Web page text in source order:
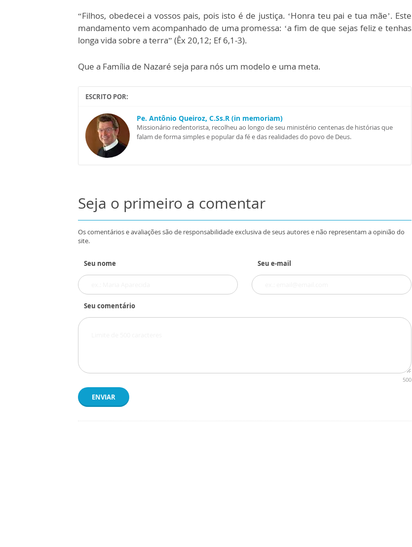
“Filhos, obedecei a vossos pais, pois isto é de justiça. ‘Honra teu pai e tua mãe’. Este
mandamento vem acompanhado de uma promessa: ‘a fim de que sejas feliz e tenhas
longa vida sobre a terra” (Êx 20,12; Ef 6,1-3).
Que a Família de Nazaré seja para nós um modelo e uma meta.
ESCRITO POR:
Pe. Antônio Queiroz, C.Ss.R (in memoriam)
Missionário redentorista, recolheu ao longo de seu ministério centenas de histórias que
falam de forma simples e popular da fé e das realidades do povo de Deus.
Seja o primeiro a comentar
Os comentários e avaliações são de responsabilidade exclusiva de seus autores e não representam a opinião do
site.
Seu nome Seu e-mail
Seu comentário
500
ENVIAR